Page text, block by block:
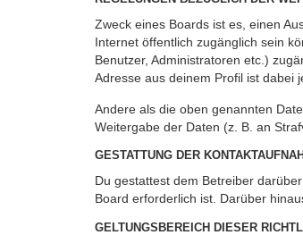
Zweck eines Boards ist es, einen
Internet öffentlich zugänglich sein
Benutzer, Administratoren etc.)
Adresse aus deinem Profil ist dabei
Andere als die oben genannten
Weitergabe der Daten (z. B. an
GESTATTUNG DER
Du gestattest dem Betreiber
Board erforderlich ist. Darüber
GELTUNGSBEREICH DIESER